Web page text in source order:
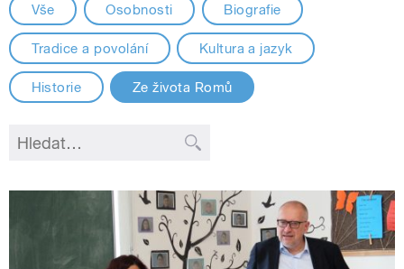
Vše Osobnosti Biografie
Tradice a povolání Kultura a jazyk
Historie Ze života Romů